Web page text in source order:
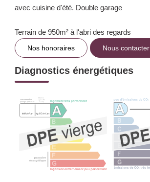
avec cuisine d'été. Double garage
Terrain de 950m² à l'abri des regards
Nos honoraires Nous contacter
Diagnostics énergétiques